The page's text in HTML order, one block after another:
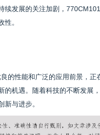
续发展的关注加剧，
性。
的性能和广泛的应用前景，
的机遇。随着科技的不断发
与进步。